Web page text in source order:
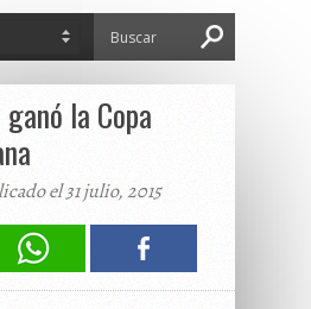
la Copa
el 31 julio, 2015